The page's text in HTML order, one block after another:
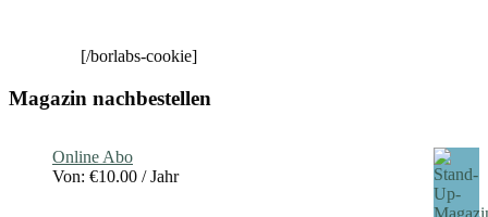
[/borlabs-cookie]
Magazin nachbestellen
Online Abo
Von: €10.00 / Jahr